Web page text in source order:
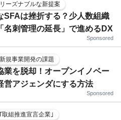
ーズナブルな新提案
SFAは挫折する？少人数組織
名刺管理の延長」で進めるDX
Sponsored
規事業開発の課題
業を脱却！オープンイノベー
営アジェンダにする方法
Sponsored
取組推進宣言企業｣